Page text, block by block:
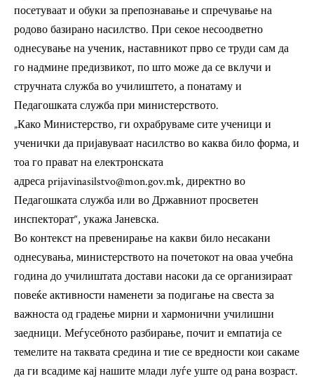
посетуваат и обуки за препознавање и спречување на
родово базирано насилство. При секое несоодветно
однесување на ученик, наставникот прво се труди сам да
го надмине предизвикот, по што може да се вклучи и
стручната служба во училиштето, а понатаму и
Педагошката служба при министерството.
„Како Министерство, ги охрабруваме сите ученици и
ученички да пријавуваат насилство во каква било форма, и
тоа го прават на електронската
адреса prijavinasilstvo@mon.gov.mk, директно во
Педагошката служба или во Државниот просветен
инспекторат“, укажа Јаневска.
Во контекст на превенирање на какви било несакани
однесувања, министерството на почетокот на оваа учебна
година до училиштата достави насоки да се организираат
повеќе активности наменети за подигање на свеста за
важноста од градење мирни и хармонични училишни
заедници. Меѓусебното разбирање, почит и емпатија се
темелите на таквата средина и тие се вредности кои сакаме
да ги всадиме кај нашите млади луѓе уште од рана возраст.